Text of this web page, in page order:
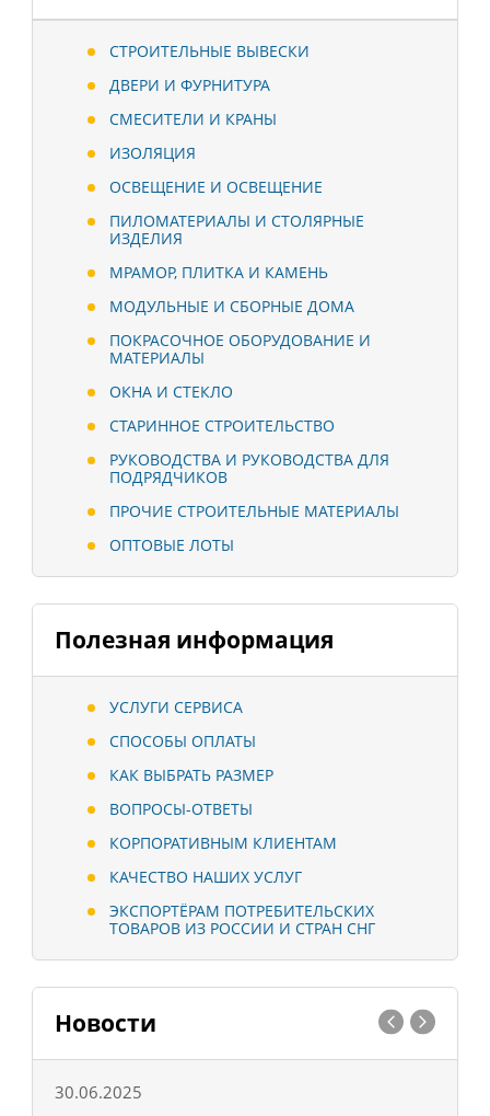
СТРОИТЕЛЬНЫЕ ВЫВЕСКИ
ДВЕРИ И ФУРНИТУРА
СМЕСИТЕЛИ И КРАНЫ
ИЗОЛЯЦИЯ
ОСВЕЩЕНИЕ И ОСВЕЩЕНИЕ
ПИЛОМАТЕРИАЛЫ И СТОЛЯРНЫЕ
ИЗДЕЛИЯ
МРАМОР, ПЛИТКА И КАМЕНЬ
МОДУЛЬНЫЕ И СБОРНЫЕ ДОМА
ПОКРАСОЧНОЕ ОБОРУДОВАНИЕ И
МАТЕРИАЛЫ
ОКНА И СТЕКЛО
СТАРИННОЕ СТРОИТЕЛЬСТВО
РУКОВОДСТВА И РУКОВОДСТВА ДЛЯ
ПОДРЯДЧИКОВ
ПРОЧИЕ СТРОИТЕЛЬНЫЕ МАТЕРИАЛЫ
ОПТОВЫЕ ЛОТЫ
Полезная информация
УСЛУГИ СЕРВИСА
СПОСОБЫ ОПЛАТЫ
КАК ВЫБРАТЬ РАЗМЕР
ВОПРОСЫ-ОТВЕТЫ
КОРПОРАТИВНЫМ КЛИЕНТАМ
КАЧЕСТВО НАШИХ УСЛУГ
ЭКСПОРТЁРАМ ПОТРЕБИТЕЛЬСКИХ
ТОВАРОВ ИЗ РОССИИ И СТРАН СНГ
Новости
30.06.2025